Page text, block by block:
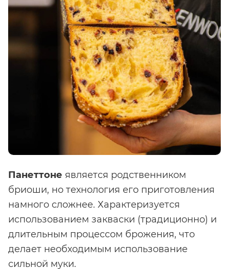
Панеттоне является родственником
бриоши, но технология его приготовления
намного сложнее. Характеризуется
использованием закваски (традиционно) и
длительным процессом брожения, что
делает необходимым использование
сильной муки.